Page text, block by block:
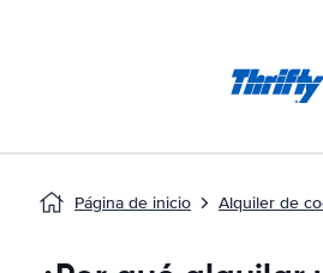
Página de inicio Alquiler de